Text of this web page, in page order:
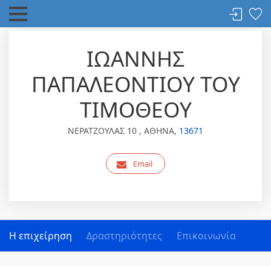
ΙΩΑΝΝΗΣ
ΠΑΠΑΛΕΟΝΤΙΟΥ ΤΟΥ
ΤΙΜΟΘΕΟΥ
ΝΕΡΑΤΖΟΥΛΑΣ 10 , ΑΘΗΝΑ, 13671
Email
Η επιχείρηση Δραστηριότητες Επικοινωνία